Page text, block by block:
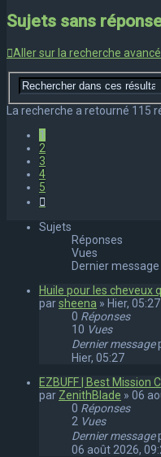
Sujets sans
Aller sur la recherche
La recherche a retourné 115
1
2
3
4
5
Sujets
Réponses
Vues
Dernier message
Huile pour les cheveux
parsheena » Hier,
0 Réponses
10 Vues
Dernier message
Hier, 05:27
EZBUFF | Best Mission
par ZenithBlade » 06
0 Réponses
2 Vues
Dernier message
06 août 2026,